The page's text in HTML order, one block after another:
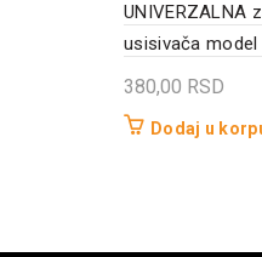
UNIVERZALNA
usisivača model
380,00 RSD
Dodaj u